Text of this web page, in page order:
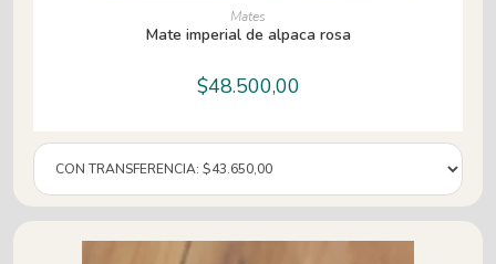
AÑADIR AL CARRITO
Mates
Mate imperial de alpaca rosa
$48.500,00